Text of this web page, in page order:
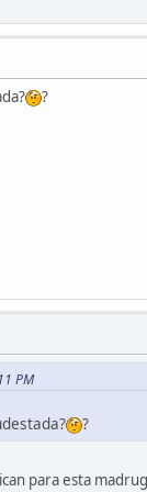
?
PM
?
para esta